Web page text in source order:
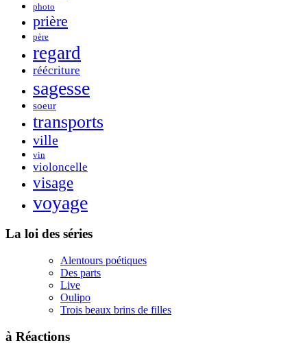
photo
prière
père
regard
réécriture
sagesse
soeur
transports
ville
vin
violoncelle
visage
voyage
La loi des séries
Alentours poétiques
Des parts
Live
Oulipo
Trois beaux brins de filles
à Réactions